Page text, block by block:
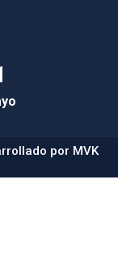
por MVK